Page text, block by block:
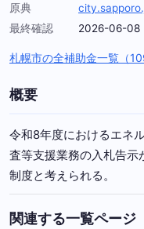
原典
最終確認
2026-06-08
札幌市の全補助金一覧（
概要
令和8年度におけるエネ
査等支援業務の入札告示
制度と考えられる。
関連する一覧ページ